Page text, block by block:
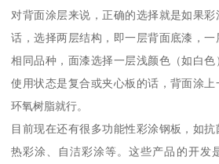
对背面涂层来说，正确的选择就是如果
话，选择两层结构，即一层背面底漆，
相同品种，面漆选择一层浅颜色（如白
使用状态是复合或夹心板的话，背面涂
环氧树脂就行。
目前现在还有很多功能性彩涂钢板，如
热彩涂、自洁彩涂等。这些产品的开发